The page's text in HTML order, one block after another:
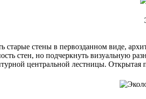
старые стены в первозданном виде,
стен, но подчеркнуть визуальную
центральной лестницы.